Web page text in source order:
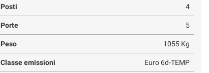
Posti 4
Porte 5
Peso 1055 Kg
Classe emissioni Euro 6d-TEMP